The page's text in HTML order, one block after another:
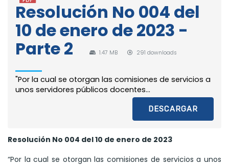
Resolución No 004 del
10 de enero de 2023 -
Parte 2
1.47 MB 291 downloads
"Por la cual se otorgan las comisiones de servicios a
unos servidores públicos docentes...
DESCARGAR
Resolución No 004 del 10 de enero de 2023
“Por la cual se otorgan las comisiones de servicios a unos